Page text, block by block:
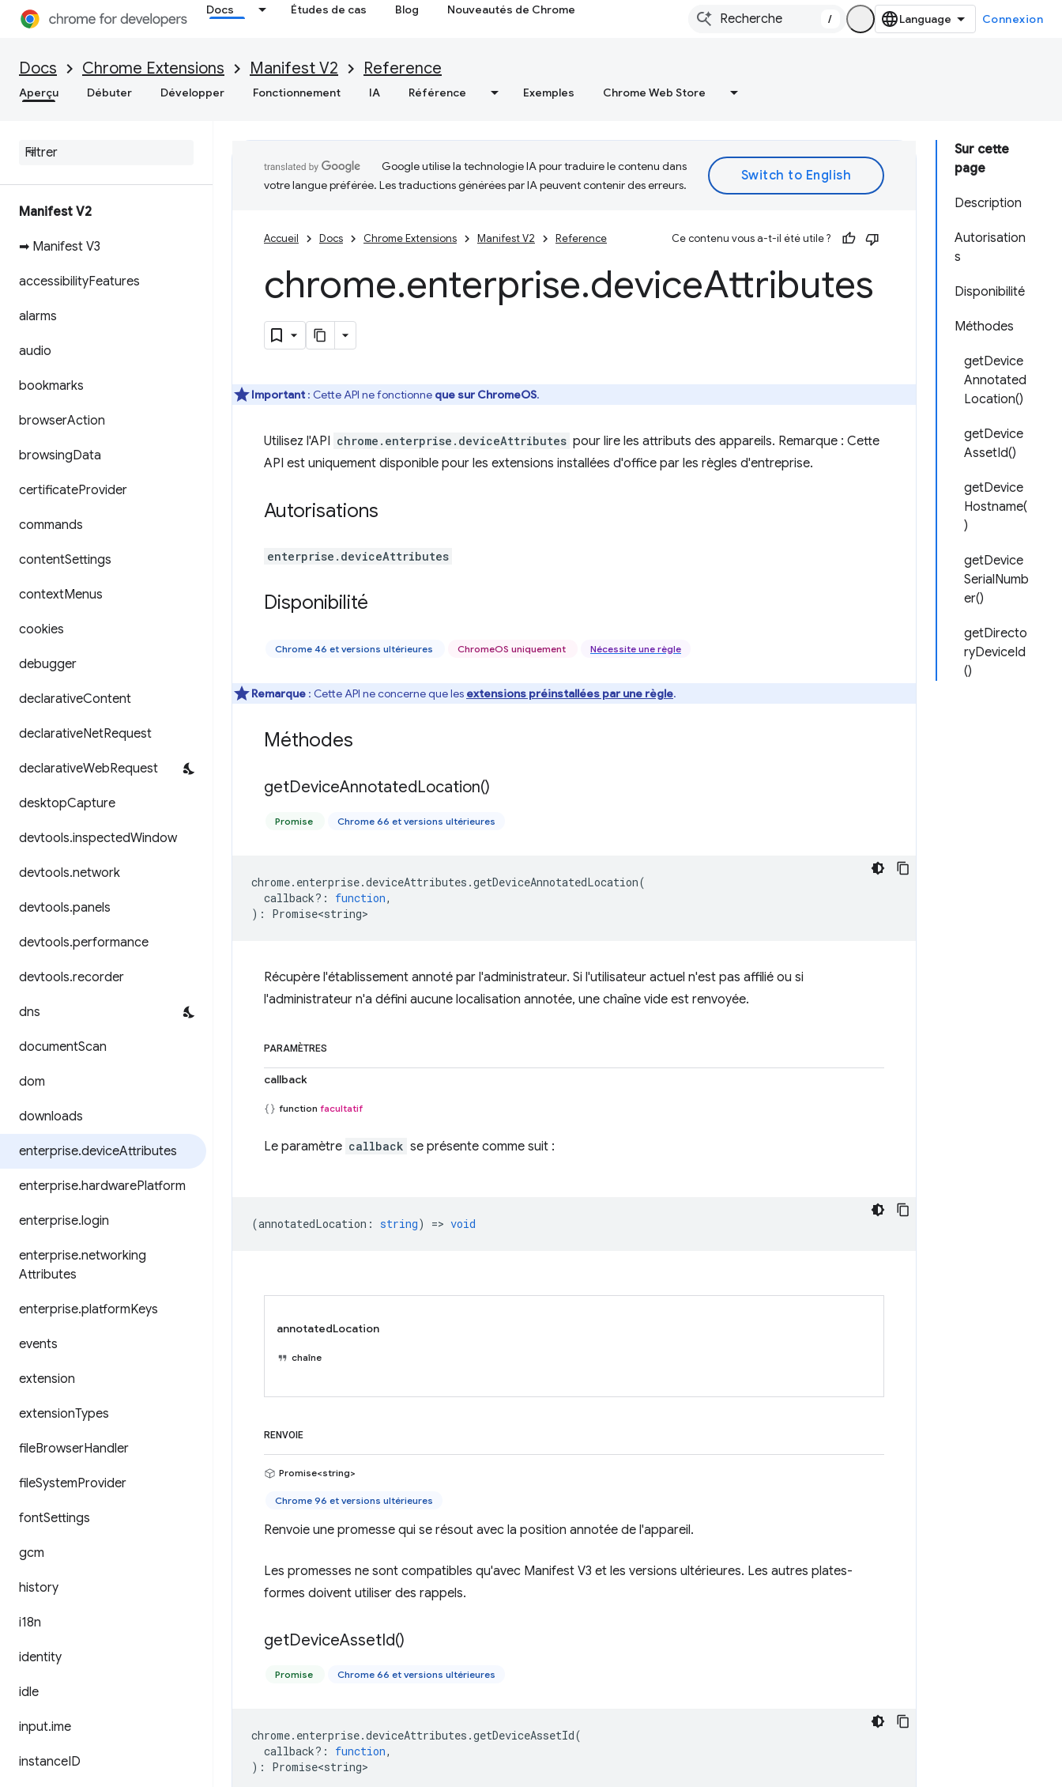
Docs Études de cas Blog Nouveautés de Chrome
/ Connexion
Docs Chrome Extensions Manifest V2 Reference
Aperçu Débuter Développer Fonctionnement IA Référence Exemples Chrome Web Store
Manifest V2
➡ Manifest V3
accessibilityFeatures
alarms
audio
bookmarks
browserAction
browsingData
certificateProvider
commands
contentSettings
contextMenus
cookies
debugger
declarativeContent
declarativeNetRequest
declarativeWebRequest
desktopCapture
devtools.inspectedWindow
devtools.network
devtools.panels
devtools.performance
devtools.recorder
dns
documentScan
dom
downloads
enterprise.deviceAttributes
enterprise.hardwarePlatform
enterprise.login
enterprise.networking
Attributes
enterprise.platformKeys
events
extension
extensionTypes
fileBrowserHandler
fileSystemProvider
fontSettings
gcm
history
i18n
identity
idle
input.ime
instanceID
Sur cette
page
Description
Autorisation
s
Disponibilité
Méthodes
getDevice
Annotated
Location()
getDevice
AssetId()
getDevice
Hostname(
)
getDevice
SerialNumb
er()
getDirecto
ryDeviceId
()
Google utilise la technologie IA pour traduire le contenu dans
votre langue préférée. Les traductions générées par IA peuvent contenir des erreurs.
Accueil Docs Chrome Extensions Manifest V2 Reference Ce contenu vous a-t-il été utile ?
chrome.enterprise.deviceAttributes
Important : Cette API ne fonctionne que sur ChromeOS.
Utilisez l'API chrome.enterprise.deviceAttributes pour lire les attributs des appareils. Remarque : Cette
API est uniquement disponible pour les extensions installées d'office par les règles d'entreprise.
Autorisations
enterprise.deviceAttributes
Disponibilité
Chrome 46 et versions ultérieures ChromeOS uniquement Nécessite une règle
Remarque : Cette API ne concerne que les extensions préinstallées par une règle.
Méthodes
getDeviceAnnotatedLocation()
Promise Chrome 66 et versions ultérieures
chrome. enterprise.deviceAttributes .getDeviceAnnotatedLocation(
callback? : function,
) : Promise<string>
Récupère l'établissement annoté par l'administrateur. Si l'utilisateur actuel n'est pas affilié ou si
l'administrateur n'a défini aucune localisation annotée, une chaîne vide est renvoyée.
PARAMÈTRES
callback
function facultatif
Le paramètre callback se présente comme suit :
(annotatedLocation : string) => void
annotatedLocation
chaîne
RENVOIE
Promise<string>
Chrome 96 et versions ultérieures
Renvoie une promesse qui se résout avec la position annotée de l'appareil.
Les promesses ne sont compatibles qu'avec Manifest V3 et les versions ultérieures. Les autres plates-
formes doivent utiliser des rappels.
getDeviceAssetId()
Promise Chrome 66 et versions ultérieures
chrome. enterprise.deviceAttributes .getDeviceAssetId(
callback? : function,
) : Promise<string>